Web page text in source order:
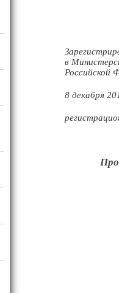
в
Российской
8 декабря